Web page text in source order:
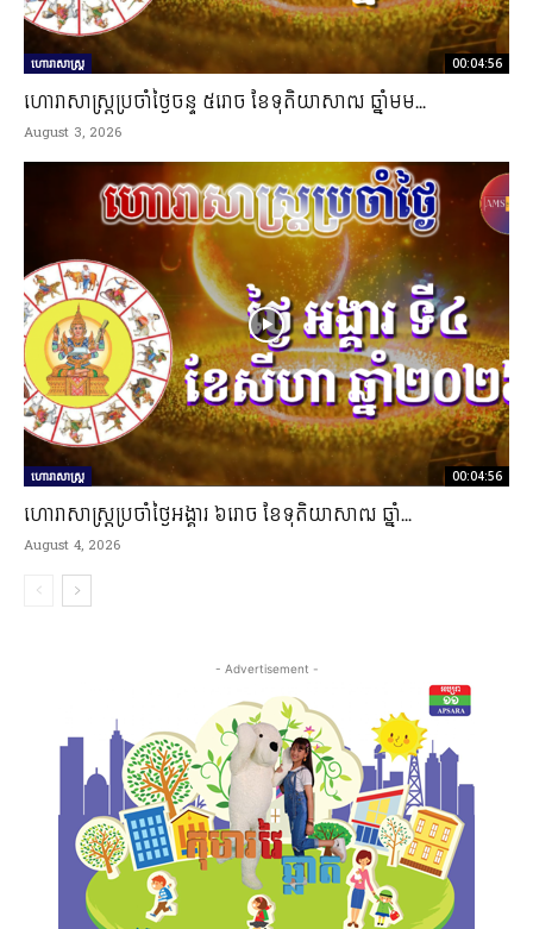
ហោរាសាស្ត្រ 00:04:56
ហោរាសាស្រ្តប្រចាំថ្ងៃចន្ទ ៥រោច ខែទុតិយាសាឍ ឆ្នាំមម...
August 3, 2026
ហោរាសាស្ត្រ 00:04:56
ហោរាសាស្រ្តប្រចាំថ្ងៃអង្គារ ៦រោច ខែទុតិយាសាឍ ឆ្នាំ...
August 4, 2026
- Advertisement -